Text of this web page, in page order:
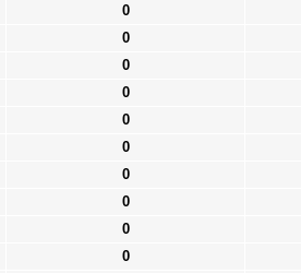
0
0
0
0
0
0
0
0
0
0